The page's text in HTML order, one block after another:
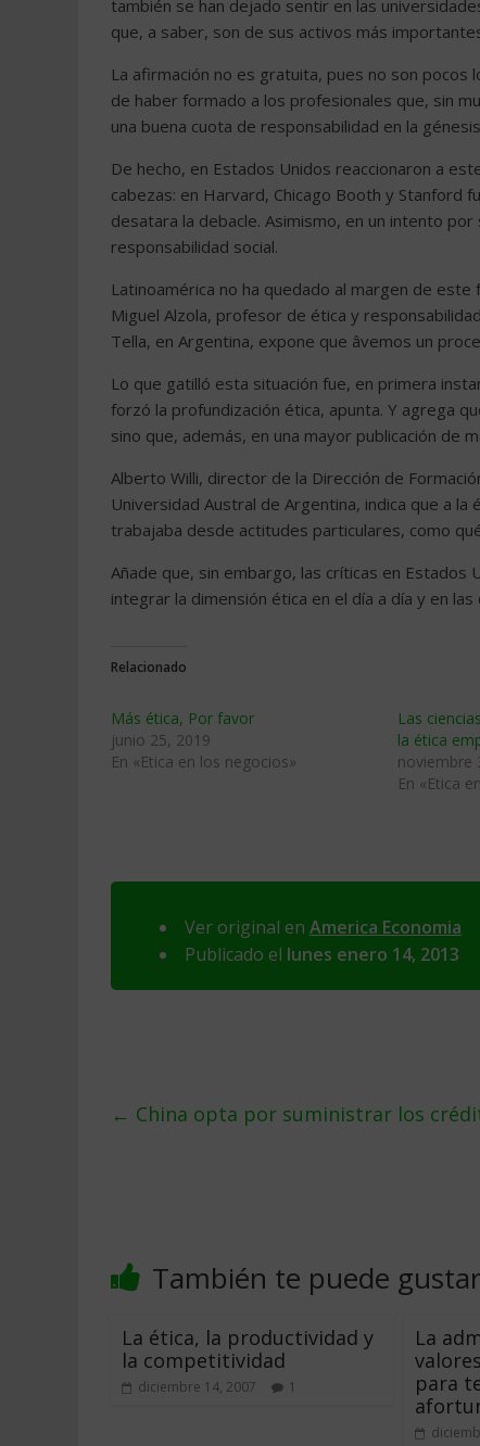
también se han dejado sentir en las
que, a saber, son de sus activos más
La afirmación no es gratuita, pues no son pocos
de haber formado a los profesionales que, sin
una buena cuota de responsabilidad en la
De hecho, en Estados Unidos reaccionaron a
cabezas: en Harvard, Chicago Booth y Stanford
desatara la debacle. Asimismo, en un intento
responsabilidad social.
Latinoamérica no ha quedado al margen de
Miguel Alzola, profesor de ética y
Tella, en Argentina, expone que âvemos un
Lo que gatilló esta situación fue, en primera
forzó la profundización ética, apunta. Y agrega
sino que, además, en una mayor publicación de
Alberto Willi, director de la Dirección de
Universidad Austral de Argentina, indica que a la
trabajaba desde actitudes particulares, como
Añade que, sin embargo, las críticas en Estados
integrar la dimensión ética en el día a día y en
Relacionado
Más ética, Por favor
junio 25, 2019
En «Etica en los negocios»
Las
la ética
noviembre
En «Etica
Ver original en America Economia
Publicado el lunes enero 14, 2013
← China opta por suministrar los
También te puede gustar
La ética, la productividad y
la competitividad
diciembre 14, 2007 1
La
para